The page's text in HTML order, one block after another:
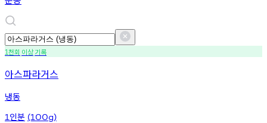
1천회 이상기록
아스파라거스
냉동
1 인분 (100g)